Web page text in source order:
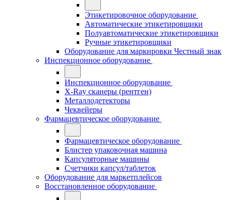
Этикетировочное оборудование
Автоматические этикетировщики
Полуавтоматические этикетировщики
Ручные этикетировщики
Оборудование для маркировки Честный знак
Инспекционное оборудование
Инспекционное оборудование
X-Ray сканеры (рентген)
Металлодетекторы
Чеквейеры
Фармацевтическое оборудование
Фармацевтическое оборудование
Блистер упаковочная машина
Капсуляторные машины
Счетчики капсул/таблеток
Оборудование для маркетплейсов
Восстановленное оборудование